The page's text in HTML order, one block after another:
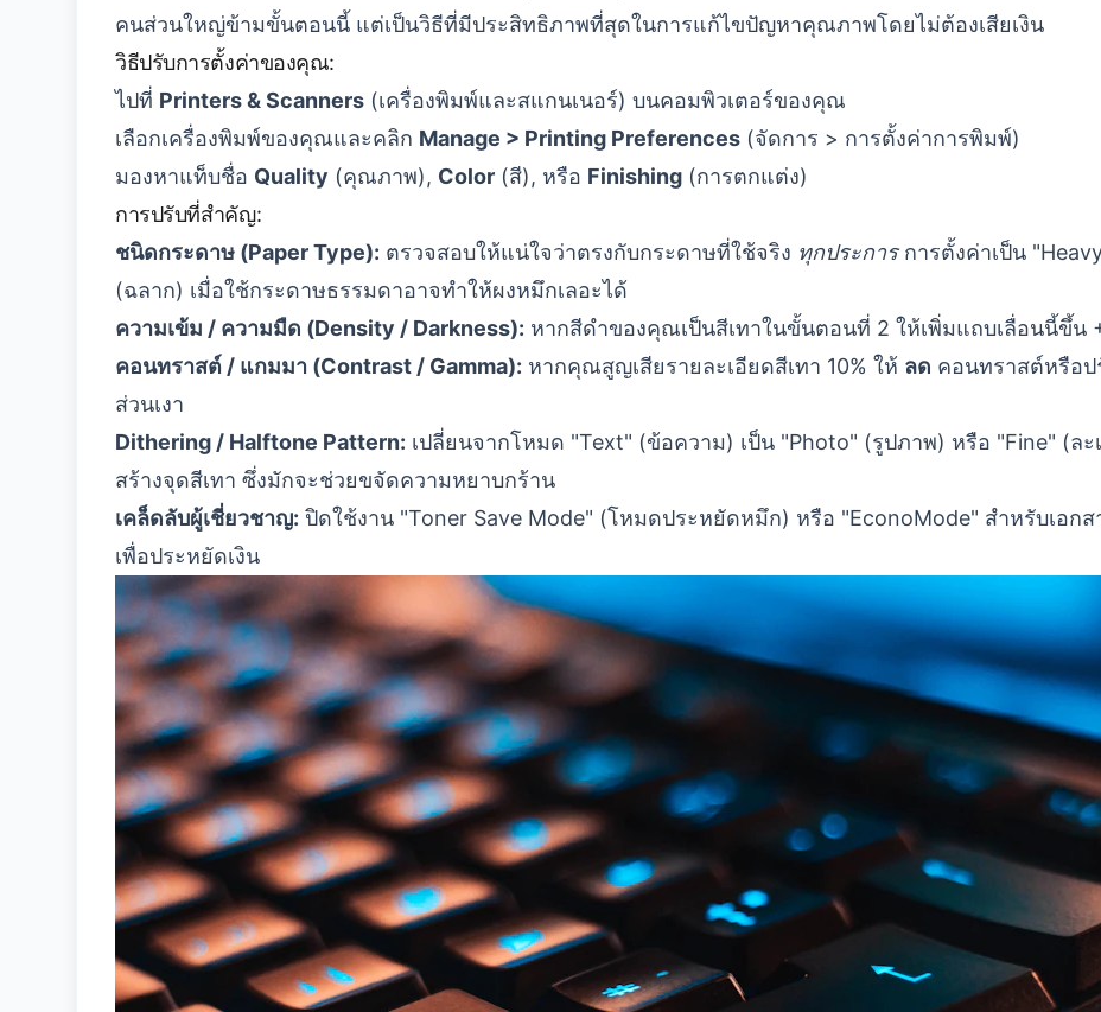
คนส่วนใหญ่ข้ามขั้นตอนนี้ แต่เป็นวิธีที่มีประสิทธิภาพที่สุดในการแก้ไขปัญหาคุณภาพโดยไม่ต้องเสียเงิน
วิธีปรับการตั้งค่าของคุณ:
ไปที่ Printers & Scanners (เครื่องพิมพ์และสแกนเนอร์) บนคอมพิวเตอร์ของคุณ
เลือกเครื่องพิมพ์ของคุณและคลิก Manage > Printing Preferences (จัดการ > การตั้งค่าการพิมพ์)
มองหาแท็บชื่อ Quality (คุณภาพ), Color (สี), หรือ Finishing (การตกแต่ง)
การปรับที่สำคัญ:
ชนิดกระดาษ (Paper Type): ตรวจสอบให้แน่ใจว่าตรงกับกระดาษที่ใช้จริง ทุกประการการตั้งค่าเป็น
(ฉลาก) เมื่อใช้กระดาษธรรมดาอาจทำให้ผงหมึกเลอะได้
ความเข้ม / ความมืด (Density / Darkness): หากสีดำของคุณเป็นสีเทาในขั้นตอนที่ 2 ให้เพิ่มแถบเลื่อนนี้ขึ้น
คอนทราสต์ / แกมมา (Contrast / Gamma): หากคุณสูญเสียรายละเอียดสีเทา 10% ให้ ลด คอนทราสต์หรือป
ส่วนเงา
Dithering / Halftone Pattern: เปลี่ยนจากโหมด "Text" (ข้อความ) เป็น "Photo" (รูปภาพ) หรือ "Fine" (ละ
สร้างจุดสีเทา ซึ่งมักจะช่วยขจัดความหยาบกร้าน
เคล็ดลับผู้เชี่ยวชาญ: ปิดใช้งาน "Toner Save Mode" (โหมดประหยัดหมึก) หรือ "EconoMode" สำหรับเอก
เพื่อประหยัดเงิน